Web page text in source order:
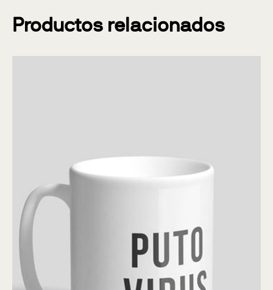
Productos relacionados